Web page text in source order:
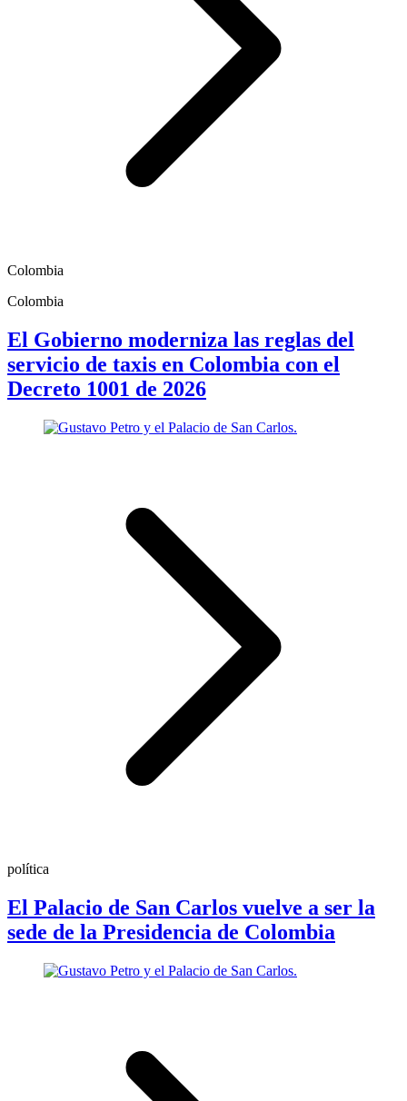
Colombia
Colombia
El Gobierno moderniza las reglas del
servicio de taxis en Colombia con el
Decreto 1001 de 2026
política
El Palacio de San Carlos vuelve a ser la
sede de la Presidencia de Colombia